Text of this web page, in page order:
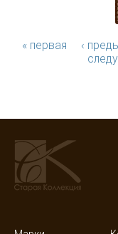
« первая ‹